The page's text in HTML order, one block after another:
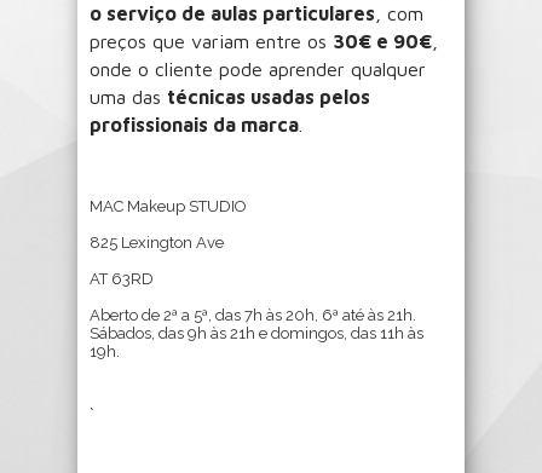
o serviço de aulas particulares , com
preços que variam entre os 30€ e 90€
onde o cliente pode aprender qualquer
uma das técnicas usadas pelos
profissionais da marca
MAC Makeup STUDIO
825 Lexington Ave
AT 63RD
Aberto de 2ª a 5ª, das 7h às 20h, 6ª até às 21h.
Sábados, das 9h às 21h e domingos, das 11h às
19h.
`